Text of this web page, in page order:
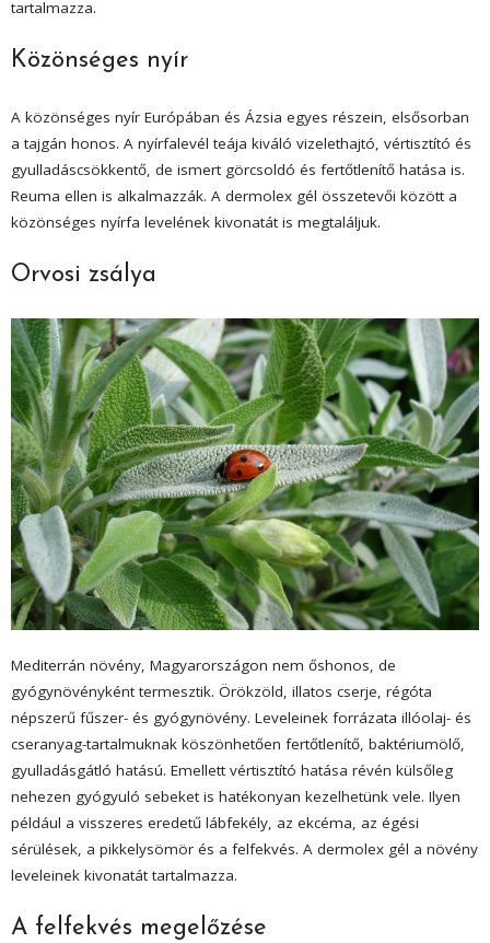
tartalmazza.
Közönséges nyír
A közönséges nyír Európában és Ázsia egyes részein, elsősorban
a tajgán honos. A nyírfalevél teája kiváló vizelethajtó, vértisztító és
gyulladáscsökkentő, de ismert görcsoldó és fertőtlenítő hatása is.
Reuma ellen is alkalmazzák. A dermolex gél összetevői között a
közönséges nyírfa levelének kivonatát is megtaláljuk.
Orvosi zsálya
Mediterrán növény, Magyarországon nem őshonos, de
gyógynövényként termesztik. Örökzöld, illatos cserje, régóta
népszerű fűszer- és gyógynövény. Leveleinek forrázata illóolaj- és
cseranyag-tartalmuknak köszönhetően fertőtlenítő, baktériumölő,
gyulladásgátló hatású. Emellett vértisztító hatása révén külsőleg
nehezen gyógyuló sebeket is hatékonyan kezelhetünk vele. Ilyen
például a visszeres eredetű lábfekély, az ekcéma, az égési
sérülések, a pikkelysömör és a felfekvés. A dermolex gél a növény
leveleinek kivonatát tartalmazza.
A felfekvés megelőzése